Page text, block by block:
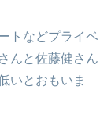
トなどプライベ
んと佐藤健さん
いとおもいま